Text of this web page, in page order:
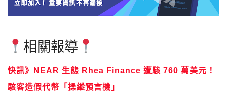
相關報導
快訊》NEAR 生態 Rhea Finance 遭駭 760 萬美元！
駭客造假代幣「操縱預言機」